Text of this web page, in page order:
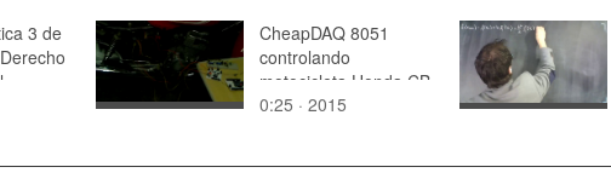
3 de
CheapDAQ 8051
controlando
motocicleta Honda CB
250
0:25 · 2015